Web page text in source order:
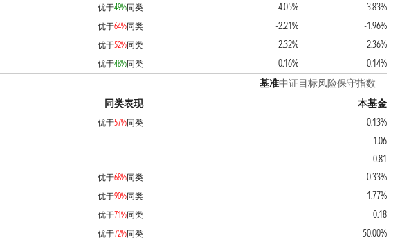
优于49%同类 4.05%
3.83%
优于64%同类 -2.21%
-1.96%
优于52%同类 2.32%
2.36%
优于48%同类 0.16% 0.14%
基准中证目标风险保守指数
同类表现
本基金
优于57%同类
0.13%
—
1.06
—
0.81
优于68%同类
0.33%
优于90%同类
1.77%
优于71%同类
0.18
优于72%同类
50.00%